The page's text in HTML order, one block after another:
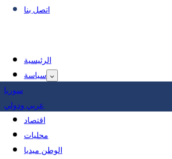
اتصل بنا
الرئيسية
سياسة
سوريا
عربي ودولي
اقتصاد
محليات
الوطن ميديا